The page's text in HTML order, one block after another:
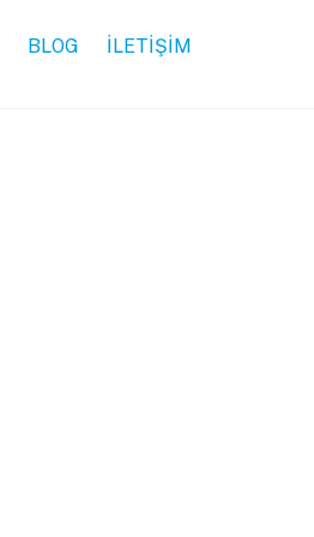
BLOG İLETİŞİM